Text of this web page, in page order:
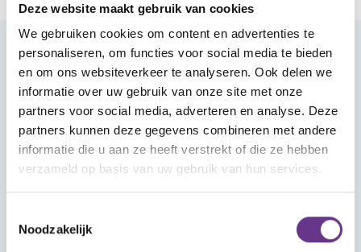
Deze website maakt gebruik van cookies
We gebruiken cookies om content en advertenties te
personaliseren, om functies voor social media te bieden
en om ons websiteverkeer te analyseren. Ook delen we
informatie over uw gebruik van onze site met onze
partners voor social media, adverteren en analyse. Deze
partners kunnen deze gegevens combineren met andere
informatie die u aan ze heeft verstrekt of die ze hebben
verzameld op basis van uw gebruik van hun services.
Noodzakelijk
Meld je aan voor onze nieuwsbrief